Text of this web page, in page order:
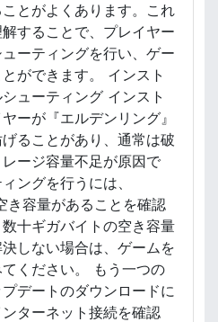
とがよくあります。これ
することで、プレイヤー
ーティングを行い、ゲー
ができます。 インスト
ューティング インスト
ーが『エルデンリング』
ることがあり、通常は破
ージ容量不足が原因で
ングを行うには、
容量があることを確認
十ギガバイトの空き容量
しない場合は、ゲームを
ください。 もう一つの
デートのダウンロードに
ターネット接続を確認